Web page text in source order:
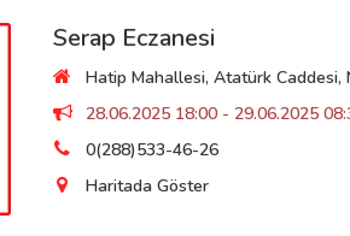
Serap Eczanesi
Hatip Mahallesi, Atatürk Caddesi,
28.06.2025 18:00 - 29.06.2025
0(288)533-46-26
Haritada Göster